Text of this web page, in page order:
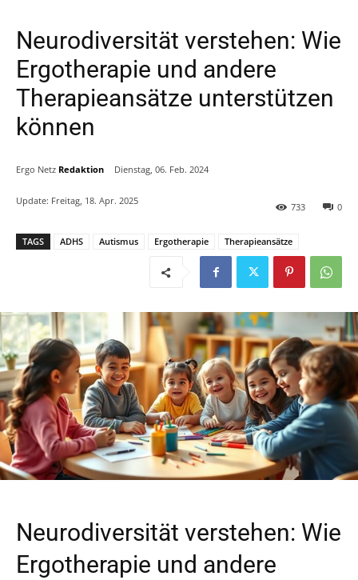
Neurodiversität verstehen: Wie
Ergotherapie und andere
Therapieansätze unterstützen
können
Ergo Netz Redaktion Dienstag, 06. Feb. 2024
Update: Freitag, 18. Apr. 2025
0
733
TAGS ADHS Autismus Ergotherapie Therapieansätze
Neurodiversität verstehen: Wie
Ergotherapie und andere